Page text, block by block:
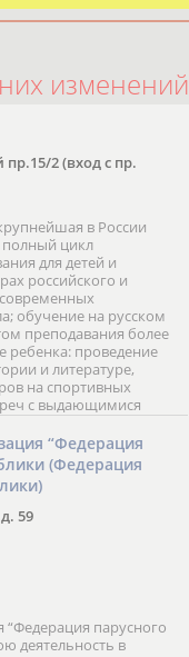
изменений
пр.15/2 (вход с пр.
в России
цикл
для детей и
российского и
обучение на русском
преподавания более
ребенка: проведение
и литературе,
на спортивных
с выдающимися
обучение в
круглые столы
фестивалей;
“Федерация
(Федерация
59
парусного
деятельность в